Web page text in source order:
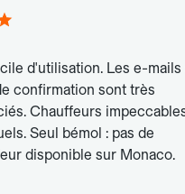
d'utilisation. Les e-mails
confirmation sont très
Chauffeurs
Seul bémol : pas de
disponible sur Monaco.